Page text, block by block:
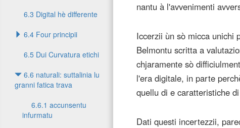
6.3 Digital hè differente
6.4 Four principii
6.5 Dui Curvatura etichi
6.6 naturali: suttalinia lu
granni fatica trava
6.6.1 accunsentu
infurmatu
nantu à l'avvenimenti
Iccerzii ùn sò micca unichi
Belmontu scritta a
chjaramente sò
l'era digitale, in parte
quellu di e caratteristiche
Dati questi incertezzii,